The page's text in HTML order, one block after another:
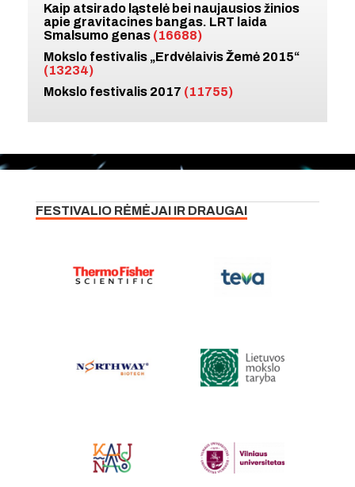
Kaip atsirado ląstelė bei naujausios žinios
apie gravitacines bangas. LRT laida
Smalsumo genas (16688)
Mokslo festivalis „Erdvėlaivis Žemė 2015“
(13234)
Mokslo festivalis 2017 (11755)
FESTIVALIO RĖMĖJAI IR DRAUGAI